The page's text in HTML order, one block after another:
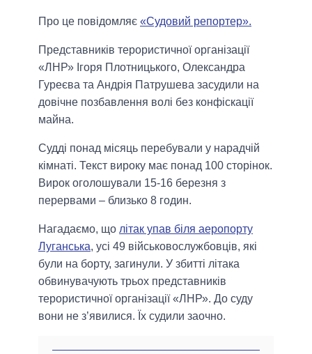
Про це повідомляє «Судовий репортер».
Представників терористичної організації
«ЛНР» Ігоря Плотницького, Олександра
Гуреєва та Андрія Патрушева засудили на
довічне позбавлення волі без конфіскації
майна.
Судді понад місяць перебували у нарадчій
кімнаті. Текст вироку має понад 100 сторінок.
Вирок оголошували 15-16 березня з
перервами – близько 8 годин.
Нагадаємо, що літак упав біля аеропорту
Луганська, усі 49 військовослужбовців, які
були на борту, загинули. У збитті літака
обвинувачують трьох представників
терористичної організації «ЛНР». До суду
вони не з’явилися. Їх судили заочно.